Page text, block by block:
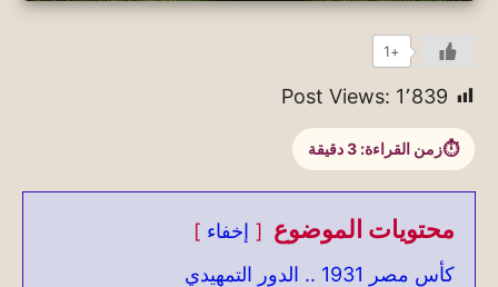
+1
Post Views: 1٬839
زمن القراءة: 3دقيقة
محتويات الموضوع
إخفاء
كأس مصر 1931 .. الدور التمهيدي